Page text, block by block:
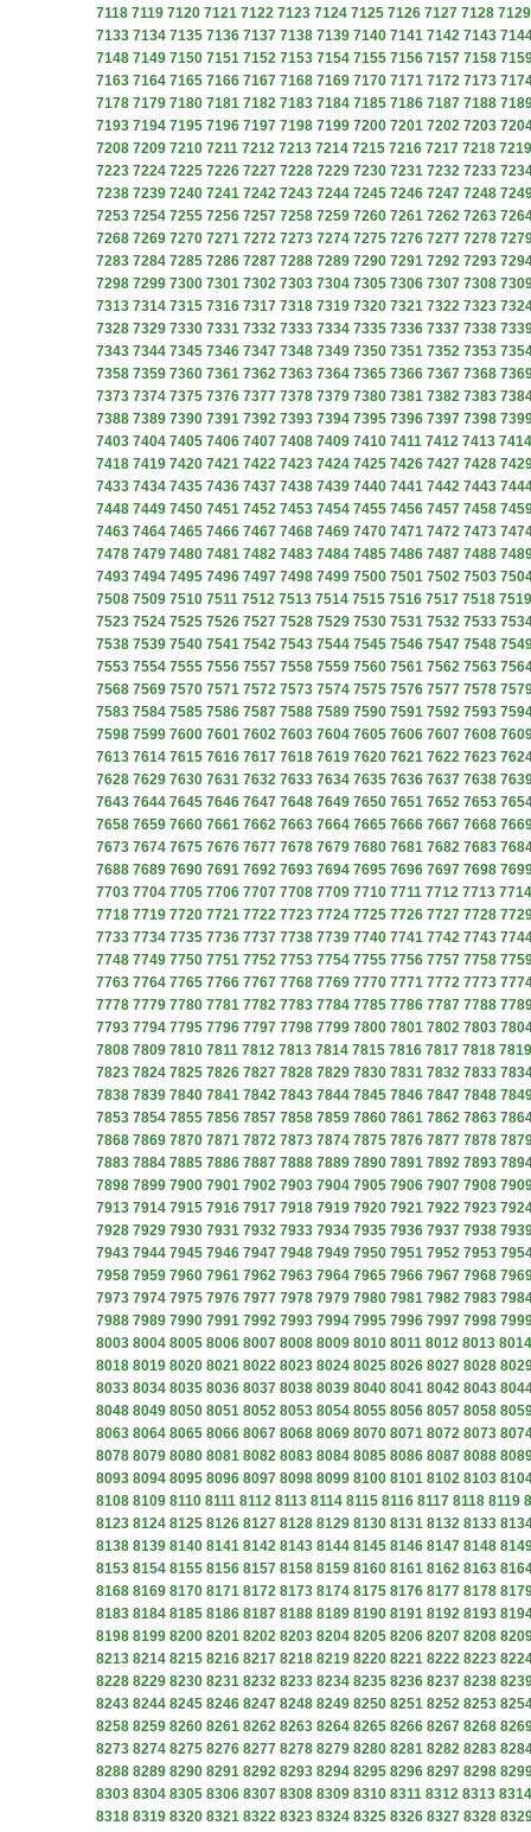
7118 7119 7120 7121 7122 7123 7124 7125 7126 7127 7128 7129
7133 7134 7135 7136 7137 7138 7139 7140 7141 7142 7143
7148 7149 7150 7151 7152 7153 7154 7155 7156 7157 7158
7163 7164 7165 7166 7167 7168 7169 7170 7171 7172 7173
7178 7179 7180 7181 7182 7183 7184 7185 7186 7187 7188
7193 7194 7195 7196 7197 7198 7199 7200 7201 7202 7203
7208 7209 7210 7211 7212 7213 7214 7215 7216 7217 7218 7219
7223 7224 7225 7226 7227 7228 7229 7230 7231 7232 7233
7238 7239 7240 7241 7242 7243 7244 7245 7246 7247 7248
7253 7254 7255 7256 7257 7258 7259 7260 7261 7262 7263
7268 7269 7270 7271 7272 7273 7274 7275 7276 7277 7278
7283 7284 7285 7286 7287 7288 7289 7290 7291 7292 7293
7298 7299 7300 7301 7302 7303 7304 7305 7306 7307 7308
7313 7314 7315 7316 7317 7318 7319 7320 7321 7322 7323
7328 7329 7330 7331 7332 7333 7334 7335 7336 7337 7338
7343 7344 7345 7346 7347 7348 7349 7350 7351 7352 7353
7358 7359 7360 7361 7362 7363 7364 7365 7366 7367 7368
7373 7374 7375 7376 7377 7378 7379 7380 7381 7382 7383
7388 7389 7390 7391 7392 7393 7394 7395 7396 7397 7398
7403 7404 7405 7406 7407 7408 7409 7410 7411 7412 7413 7414
7418 7419 7420 7421 7422 7423 7424 7425 7426 7427 7428
7433 7434 7435 7436 7437 7438 7439 7440 7441 7442 7443
7448 7449 7450 7451 7452 7453 7454 7455 7456 7457 7458
7463 7464 7465 7466 7467 7468 7469 7470 7471 7472 7473
7478 7479 7480 7481 7482 7483 7484 7485 7486 7487 7488
7493 7494 7495 7496 7497 7498 7499 7500 7501 7502 7503
7508 7509 7510 7511 7512 7513 7514 7515 7516 7517 7518 7519
7523 7524 7525 7526 7527 7528 7529 7530 7531 7532 7533
7538 7539 7540 7541 7542 7543 7544 7545 7546 7547 7548
7553 7554 7555 7556 7557 7558 7559 7560 7561 7562 7563
7568 7569 7570 7571 7572 7573 7574 7575 7576 7577 7578
7583 7584 7585 7586 7587 7588 7589 7590 7591 7592 7593
7598 7599 7600 7601 7602 7603 7604 7605 7606 7607 7608
7613 7614 7615 7616 7617 7618 7619 7620 7621 7622 7623
7628 7629 7630 7631 7632 7633 7634 7635 7636 7637 7638
7643 7644 7645 7646 7647 7648 7649 7650 7651 7652 7653
7658 7659 7660 7661 7662 7663 7664 7665 7666 7667 7668
7673 7674 7675 7676 7677 7678 7679 7680 7681 7682 7683
7688 7689 7690 7691 7692 7693 7694 7695 7696 7697 7698
7703 7704 7705 7706 7707 7708 7709 7710 7711 7712 7713 7714
7718 7719 7720 7721 7722 7723 7724 7725 7726 7727 7728
7733 7734 7735 7736 7737 7738 7739 7740 7741 7742 7743
7748 7749 7750 7751 7752 7753 7754 7755 7756 7757 7758
7763 7764 7765 7766 7767 7768 7769 7770 7771 7772 7773
7778 7779 7780 7781 7782 7783 7784 7785 7786 7787 7788
7793 7794 7795 7796 7797 7798 7799 7800 7801 7802 7803
7808 7809 7810 7811 7812 7813 7814 7815 7816 7817 7818 7819
7823 7824 7825 7826 7827 7828 7829 7830 7831 7832 7833
7838 7839 7840 7841 7842 7843 7844 7845 7846 7847 7848
7853 7854 7855 7856 7857 7858 7859 7860 7861 7862 7863
7868 7869 7870 7871 7872 7873 7874 7875 7876 7877 7878
7883 7884 7885 7886 7887 7888 7889 7890 7891 7892 7893
7898 7899 7900 7901 7902 7903 7904 7905 7906 7907 7908
7913 7914 7915 7916 7917 7918 7919 7920 7921 7922 7923
7928 7929 7930 7931 7932 7933 7934 7935 7936 7937 7938
7943 7944 7945 7946 7947 7948 7949 7950 7951 7952 7953
7958 7959 7960 7961 7962 7963 7964 7965 7966 7967 7968
7973 7974 7975 7976 7977 7978 7979 7980 7981 7982 7983
7988 7989 7990 7991 7992 7993 7994 7995 7996 7997 7998
8003 8004 8005 8006 8007 8008 8009 8010 8011 8012 8013 8014
8018 8019 8020 8021 8022 8023 8024 8025 8026 8027 8028
8033 8034 8035 8036 8037 8038 8039 8040 8041 8042 8043
8048 8049 8050 8051 8052 8053 8054 8055 8056 8057 8058
8063 8064 8065 8066 8067 8068 8069 8070 8071 8072 8073
8078 8079 8080 8081 8082 8083 8084 8085 8086 8087 8088
8093 8094 8095 8096 8097 8098 8099 8100 8101 8102 8103
8108 8109 8110 8111 8112 8113 8114 8115 8116 8117 8118 8119
8123 8124 8125 8126 8127 8128 8129 8130 8131 8132 8133
8138 8139 8140 8141 8142 8143 8144 8145 8146 8147 8148
8153 8154 8155 8156 8157 8158 8159 8160 8161 8162 8163
8168 8169 8170 8171 8172 8173 8174 8175 8176 8177 8178
8183 8184 8185 8186 8187 8188 8189 8190 8191 8192 8193
8198 8199 8200 8201 8202 8203 8204 8205 8206 8207 8208
8213 8214 8215 8216 8217 8218 8219 8220 8221 8222 8223
8228 8229 8230 8231 8232 8233 8234 8235 8236 8237 8238
8243 8244 8245 8246 8247 8248 8249 8250 8251 8252 8253
8258 8259 8260 8261 8262 8263 8264 8265 8266 8267 8268
8273 8274 8275 8276 8277 8278 8279 8280 8281 8282 8283
8288 8289 8290 8291 8292 8293 8294 8295 8296 8297 8298
8303 8304 8305 8306 8307 8308 8309 8310 8311 8312 8313 8314
8318 8319 8320 8321 8322 8323 8324 8325 8326 8327 8328